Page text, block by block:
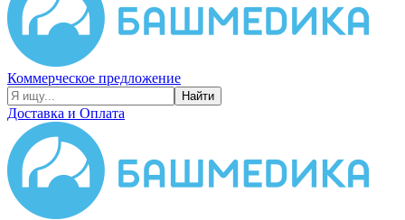
Коммерческое предложение
Найти
Доставка и Оплата